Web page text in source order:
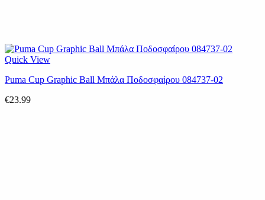
Quick View
Puma Cup Graphic Ball Μπάλα Ποδοσφαίρου 084737-02
€23.99